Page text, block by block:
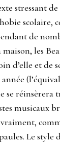
stressant
scolaire,
de
maison, les
d’elle et de
se
musicaux
Le style